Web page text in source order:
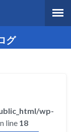
グ
wp-
line 18